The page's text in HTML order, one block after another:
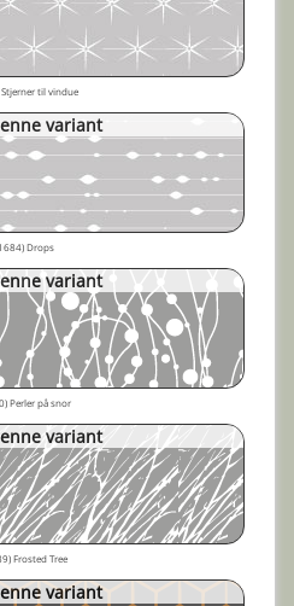
til vindue
variant
Drops
variant
Perler på snor
variant
Frosted Tree
variant